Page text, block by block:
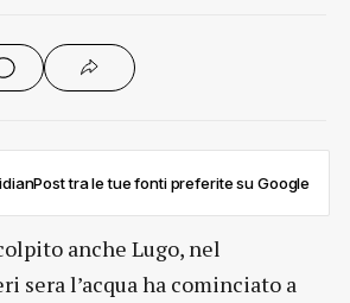
tra le tue fonti preferite su Google
anche Lugo, nel
sera l’acqua ha cominciato a